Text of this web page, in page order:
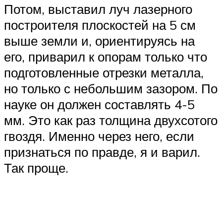
Потом, выставил луч лазерного
построителя плоскостей на 5 см
выше земли и, ориентируясь на
его, приварил к опорам только что
подготовленные отрезки металла,
но только с небольшим зазором. По
науке он должен составлять 4-5
мм. Это как раз толщина двухсотого
гвоздя. Именно через него, если
признаться по правде, я и варил.
Так проще.